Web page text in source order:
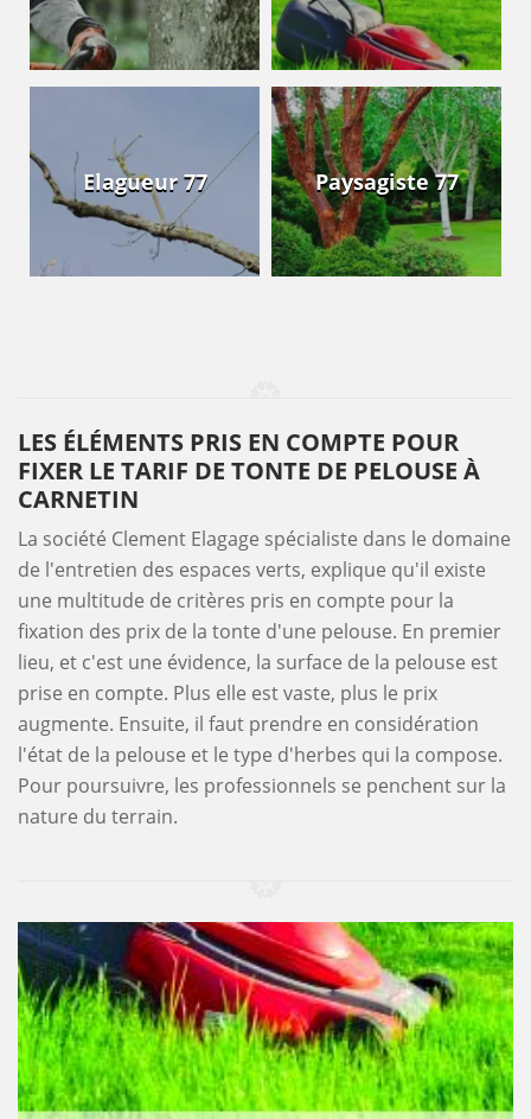
Elagueur 77 Paysagiste 77
LES ÉLÉMENTS PRIS EN COMPTE POUR
FIXER LE TARIF DE TONTE DE PELOUSE À
CARNETIN
La société Clement Elagage spécialiste dans le domaine
de l'entretien des espaces verts, explique qu'il existe
une multitude de critères pris en compte pour la
fixation des prix de la tonte d'une pelouse. En premier
lieu, et c'est une évidence, la surface de la pelouse est
prise en compte. Plus elle est vaste, plus le prix
augmente. Ensuite, il faut prendre en considération
l'état de la pelouse et le type d'herbes qui la compose.
Pour poursuivre, les professionnels se penchent sur la
nature du terrain.